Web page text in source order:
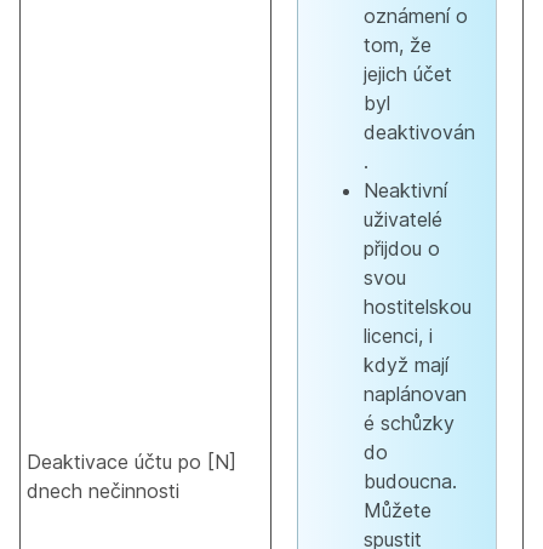
Deaktivace účtu po [N]
dnech nečinnosti
oznámení o
tom, že
jejich účet
byl
deaktivován
.
Neaktivní
uživatelé
přijdou o
svou
hostitelskou
licenci, i
když mají
naplánovan
é schůzky
do
budoucna.
Můžete
spustit